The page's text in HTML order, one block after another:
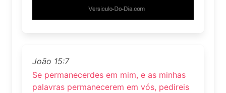
João 15:7
Se permanecerdes em mim, e as minhas
palavras permanecerem em vós, pedireis